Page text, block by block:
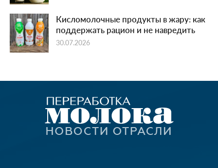
Кисломолочные продукты в жару: как
поддержать рацион и не навредить
30.07.2026